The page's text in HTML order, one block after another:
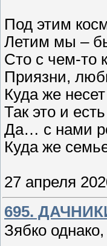
Под этим
Летим мы –
Сто с чем-то
Приязни,
Куда же
Так это и
Да… с нами
Куда же
27 апреля
695.
Зябко